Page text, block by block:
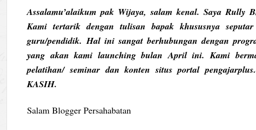
Assalamu’alaikum pak Wijaya, salam kenal. Saya Rully
Kami tertarik dengan tulisan bapak khususnya
guru/pendidik. Hal ini sangat berhubungan dengan
yang akan kami launching bulan April ini. Kami
pelatihan/ seminar dan konten situs portal
KASIH.
Salam Blogger Persahabatan